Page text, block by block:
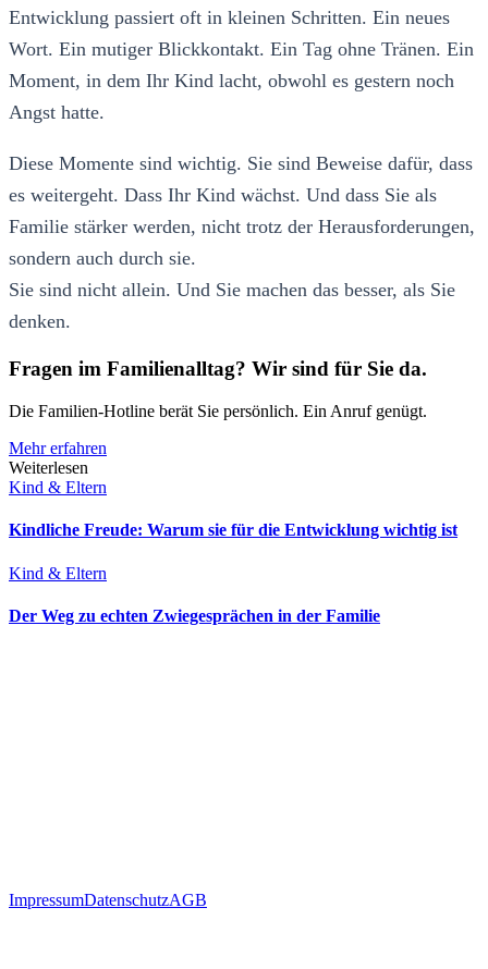
Entwicklung passiert oft in kleinen Schritten. Ein neues
Wort. Ein mutiger Blickkontakt. Ein Tag ohne Tränen. Ein
Moment, in dem Ihr Kind lacht, obwohl es gestern noch
Angst hatte.
Diese Momente sind wichtig. Sie sind Beweise dafür, dass
es weitergeht. Dass Ihr Kind wächst. Und dass Sie als
Familie stärker werden, nicht trotz der Herausforderungen,
sondern auch durch sie.
Sie sind nicht allein. Und Sie machen das besser, als Sie
denken.
Fragen im Familienalltag? Wir sind für Sie da.
Die Familien-Hotline berät Sie persönlich. Ein Anruf genügt.
Mehr erfahren
Weiterlesen
Kind & Eltern
Kindliche Freude: Warum sie für die Entwicklung wichtig ist
Kind & Eltern
Der Weg zu echten Zwiegesprächen in der Familie
ImpressumDatenschutzAGB